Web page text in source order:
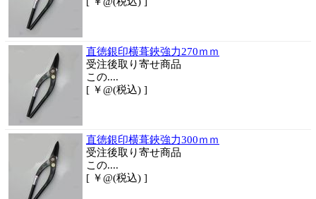
直徳銀印横葺鋏強力270ｍｍ
受注後取り寄せ商品
この....
[ ￥@(税込) ]
直徳銀印横葺鋏強力300ｍｍ
受注後取り寄せ商品
この....
[ ￥@(税込) ]